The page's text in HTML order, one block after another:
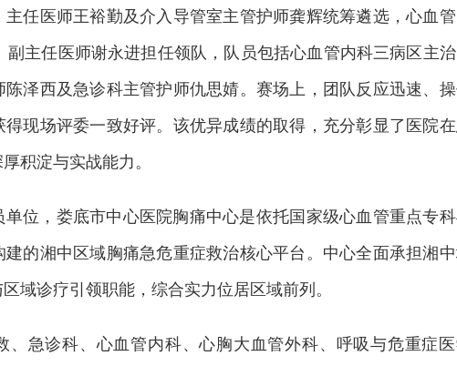
任医师王裕勤及介入导管室主管护师龚辉统筹遴选，心血
主任医师谢永进担任领队，队员包括心血管内科三病区主
泽西及急诊科主管护师仇思婧。赛场上，团队反应迅速、
现场评委一致好评。该优异成绩的取得，充分彰显了医院
积淀与实战能力。
位，娄底市中心医院胸痛中心是依托国家级心血管重点专
的湘中区域胸痛急危重症救治核心平台。中心全面承担湘
域诊疗引领职能，综合实力位居区域前列。
、急诊科、心血管内科、心胸大血管外科、呼吸与危重症